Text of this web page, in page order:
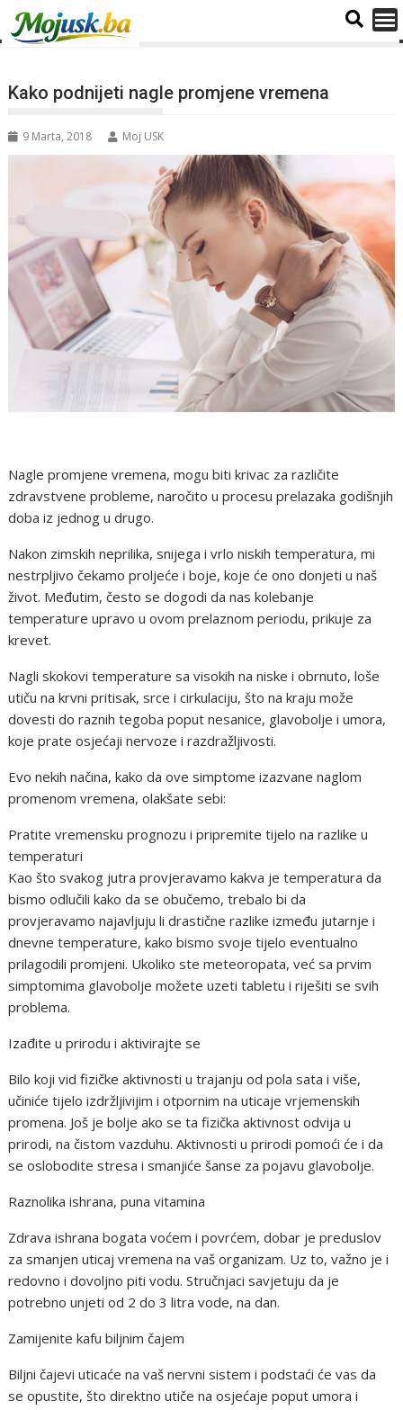
Kako podnijeti nagle promjene vremena
9 Marta, 2018 Moj USK
Nagle promjene vremena, mogu biti krivac za različite
zdravstvene probleme, naročito u procesu prelazaka godišnjih
doba iz jednog u drugo.
Nakon zimskih neprilika, snijega i vrlo niskih temperatura, mi
nestrpljivo čekamo proljeće i boje, koje će ono donjeti u naš
život. Međutim, često se dogodi da nas kolebanje
temperature upravo u ovom prelaznom periodu, prikuje za
krevet.
Nagli skokovi temperature sa visokih na niske i obrnuto, loše
utiču na krvni pritisak, srce i cirkulaciju, što na kraju može
dovesti do raznih tegoba poput nesanice, glavobolje i umora,
koje prate osjećaji nervoze i razdražljivosti.
Evo nekih načina, kako da ove simptome izazvane naglom
promenom vremena, olakšate sebi:
Pratite vremensku prognozu i pripremite tijelo na razlike u
temperaturi
Kao što svakog jutra provjeravamo kakva je temperatura da
bismo odlučili kako da se obučemo, trebalo bi da
provjeravamo najavljuju li drastične razlike između jutarnje i
dnevne temperature, kako bismo svoje tijelo eventualno
prilagodili promjeni. Ukoliko ste meteoropata, već sa prvim
simptomima glavobolje možete uzeti tabletu i riješiti se svih
problema.
Izađite u prirodu i aktivirajte se
Bilo koji vid fizičke aktivnosti u trajanju od pola sata i više,
učiniće tijelo izdržljivijim i otpornim na uticaje vrjemenskih
promena. Još je bolje ako se ta fizička aktivnost odvija u
prirodi, na čistom vazduhu. Aktivnosti u prirodi pomoći će i da
se oslobodite stresa i smanjiće šanse za pojavu glavobolje.
Raznolika ishrana, puna vitamina
Zdrava ishrana bogata voćem i povrćem, dobar je preduslov
za smanjen uticaj vremena na vaš organizam. Uz to, važno je i
redovno i dovoljno piti vodu. Stručnjaci savjetuju da je
potrebno unjeti od 2 do 3 litra vode, na dan.
Zamijenite kafu biljnim čajem
Biljni čajevi uticaće na vaš nervni sistem i podstaći će vas da
se opustite, što direktno utiče na osjećaje poput umora i